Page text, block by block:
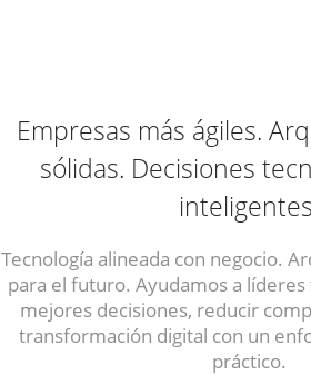
Empresas más ágiles.
sólidas. Decisiones
Tecnología alineada con negocio.
para el futuro. Ayudamos a
mejores decisiones, reducir
transformación digital con un
práctico.